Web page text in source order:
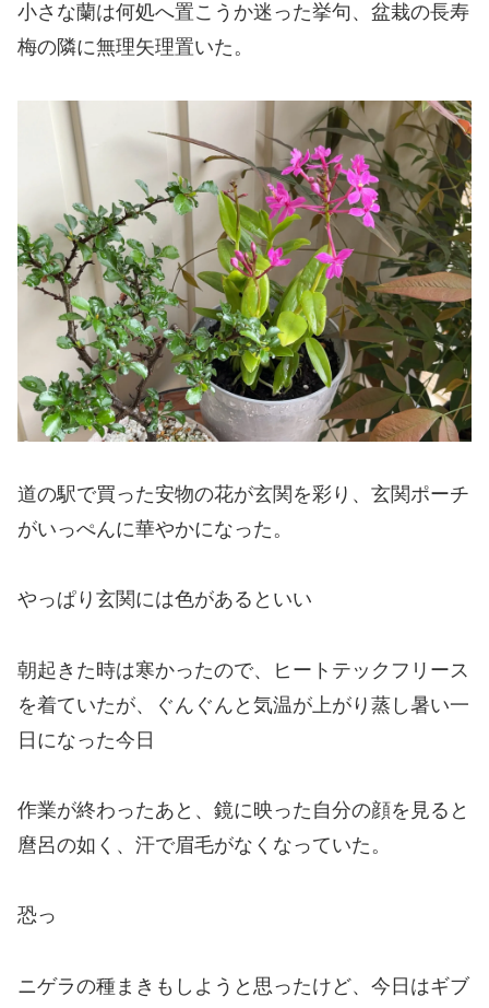
小さな蘭は何処へ置こうか迷った挙句、盆栽の長寿
梅の隣に無理矢理置いた。
道の駅で買った安物の花が玄関を彩り、玄関ポーチ
がいっぺんに華やかになった。
やっぱり玄関には色があるといい
朝起きた時は寒かったので、ヒートテックフリース
を着ていたが、ぐんぐんと気温が上がり蒸し暑い一
日になった今日
作業が終わったあと、鏡に映った自分の顔を見ると
麿呂の如く、汗で眉毛がなくなっていた。
恐っ
ニゲラの種まきもしようと思ったけど、今日はギブ